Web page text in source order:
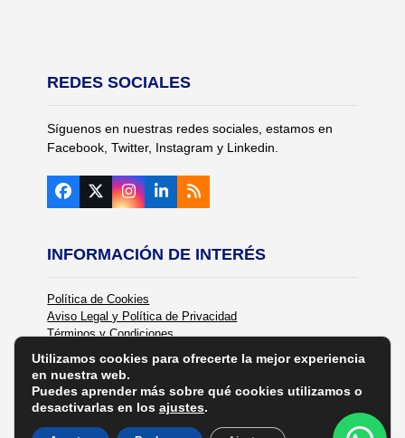
REDES SOCIALES
Síguenos en nuestras redes sociales, estamos en
Facebook, Twitter, Instagram y Linkedin.
Facebook
TwitterInstagram
LinkedIn
RSS
INFORMACIÓN DE INTERÉS
Política de Cookies
Aviso Legal y Política de Privacidad
Términos y Condiciones
Política de Calidad
Utilizamos cookies para ofrecerte la mejor experiencia
en nuestra web.
Puedes aprender más sobre qué cookies utilizamos o
desactivarlas en los ajustes.